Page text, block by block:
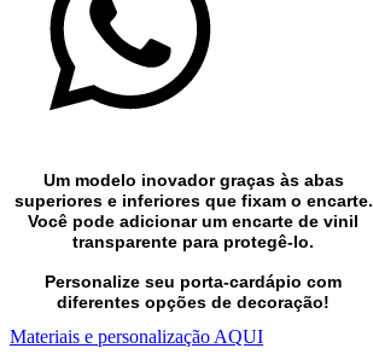
Um modelo inovador graças às abas
superiores e inferiores que fixam o encarte.
Você pode adicionar um encarte de vinil
transparente para protegê-lo.
Personalize seu porta-cardápio com
diferentes opções de decoração!
Materiais e personalização AQUI